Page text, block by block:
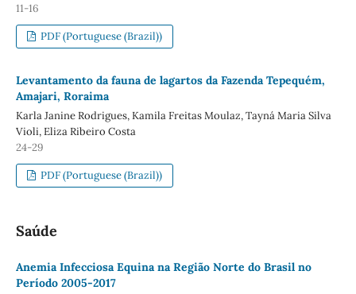
11-16
PDF (Portuguese (Brazil))
Levantamento da fauna de lagartos da Fazenda Tepequém,
Amajari, Roraima
Karla Janine Rodrigues, Kamila Freitas Moulaz, Tayná Maria Silva
Violi, Eliza Ribeiro Costa
24-29
PDF (Portuguese (Brazil))
Saúde
Anemia Infecciosa Equina na Região Norte do Brasil no
Período 2005-2017